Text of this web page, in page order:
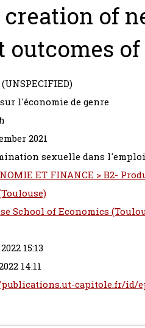
of
outcomes
l'économie de genre
2021
sexuelle dans l'emploi
ET FINANCE > B2-
School of Economics
15:13
14:11
capitole.fr/id/